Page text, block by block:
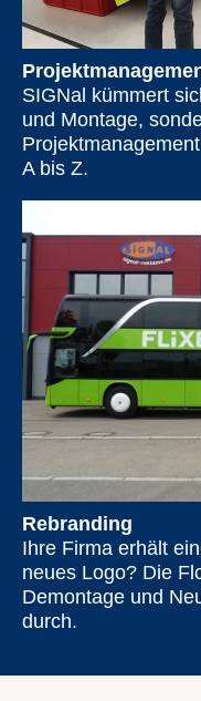
SIGNal kümmert
und Montage,
A bis Z.
Rebranding
Ihre Firma erhält
neues Logo? Die
Demontage und
durch.